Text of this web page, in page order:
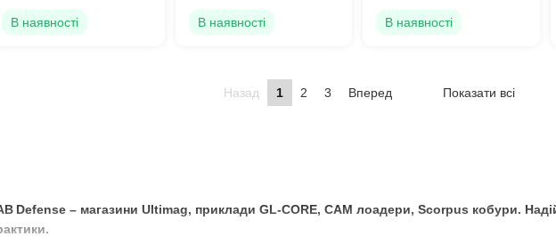
Defense – магазини Ultimag, приклади GL‑CORE, CAM лоадери, Scorpus кобури.
В наявності В наявності В наявності
Назад 1 2 3 Вперед Показати всі